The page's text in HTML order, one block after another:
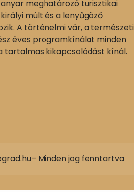
meghatározó turisztikai
múlt és a lenyűgöző
A történelmi vár, a természeti
éves programkínálat minden
tartalmas kikapcsolódást kínál.
Minden jog fenntartva